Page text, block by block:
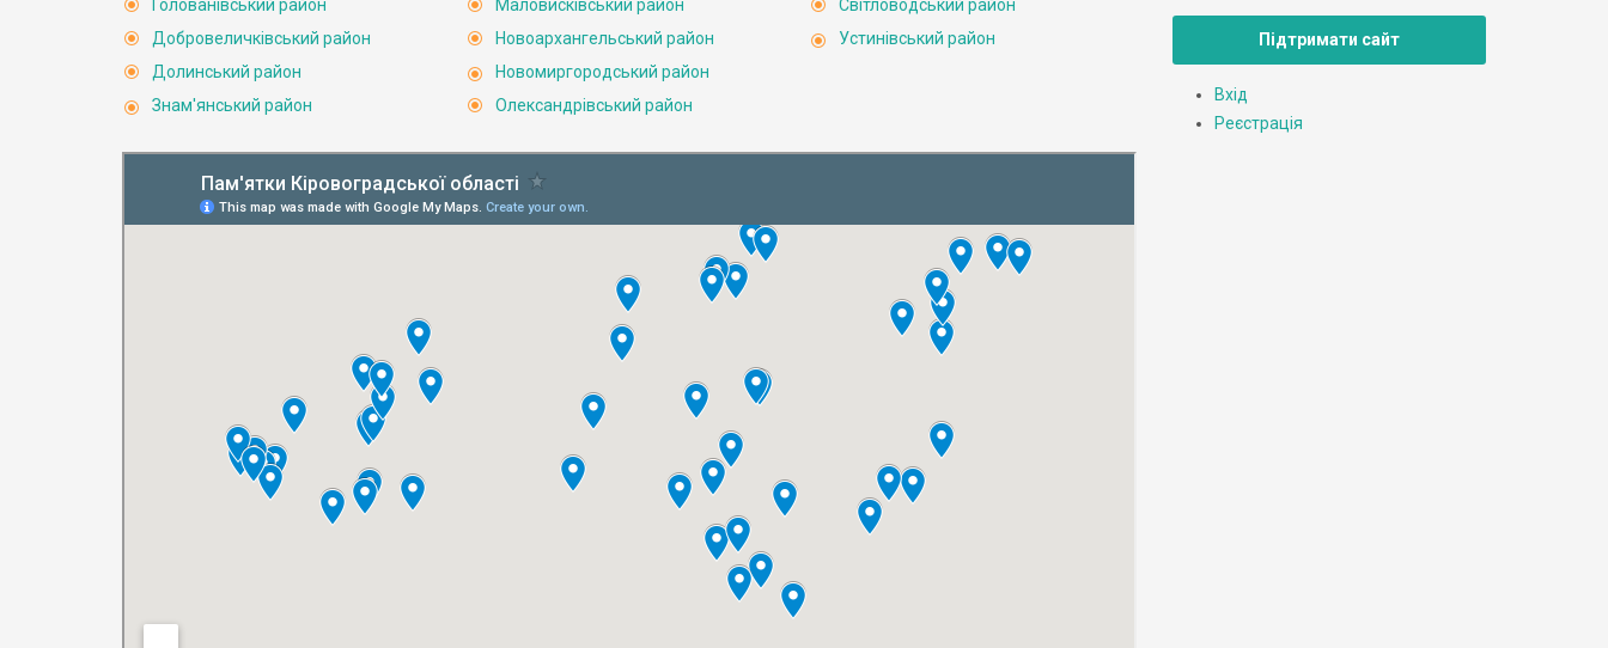
Голованівський район
Добровеличківський район
Долинський район
Знам'янський район
Маловисківський район
Новоархангельський район
Новомиргородський район
Олександрівський район
Світловодський район
Устинівський район
Підтримати сайт
Вхід
Реєстрація